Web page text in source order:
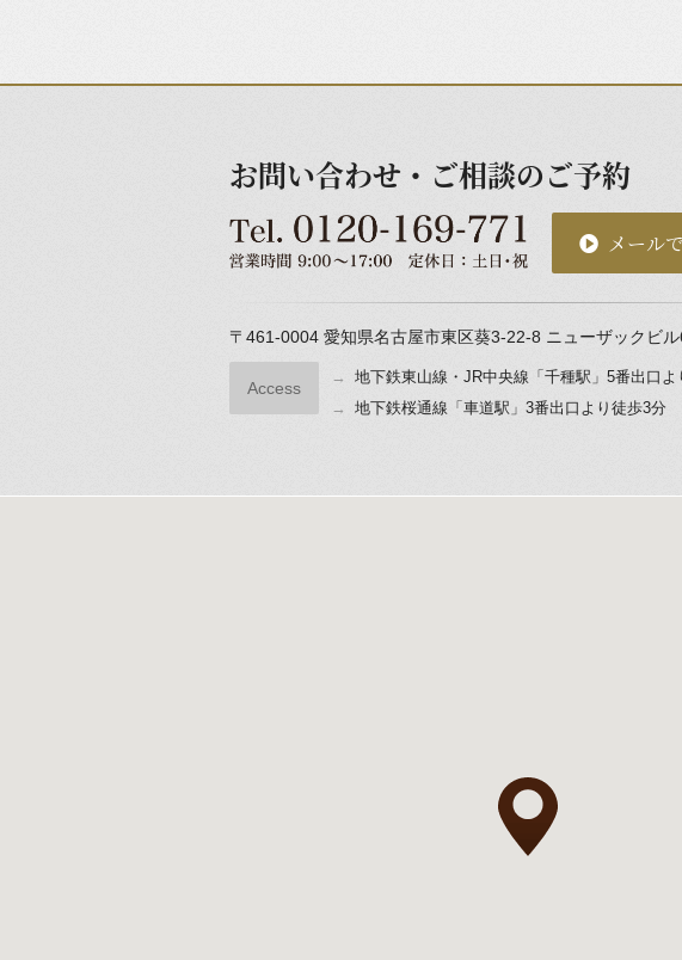
お問い合わせ・ご相談のご予約
メール
〒461-0004 愛知県名古屋市東区葵3-22-8 ニューザックビ
Access
地下鉄東山線・JR中央線「千種駅」 5番出口よ
地下鉄桜通線「車道駅」 3番出口より徒歩3分